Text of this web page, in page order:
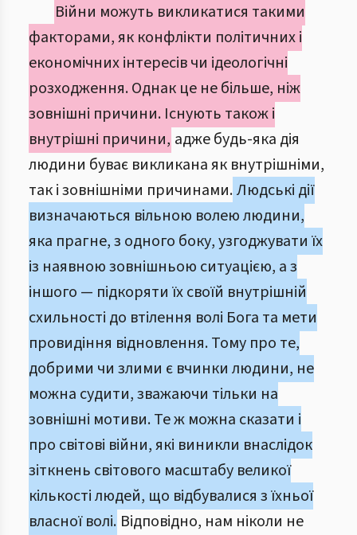
Війни можуть викликатися такими
факторами, як конфлікти політичних і
економічних інтересів чи ідеологічні
розходження. Однак це не більше, ніж
зовнішні причини. Існують також і
внутрішні причини, адже будь-яка дія
людини буває викликана як внутрішніми,
так і зовнішніми причинами.Людські дії
визначаються вільною волею людини,
яка прагне, з одного боку, узгоджувати їх
із наявною зовнішньою ситуацією, а з
іншого — підкоряти їх своїй внутрішній
схильності до втілення волі Бога та мети
провидіння відновлення. Тому про те,
добрими чи злими є вчинки людини, не
можна судити, зважаючи тільки на
зовнішні мотиви. Те ж можна сказати і
про світові війни, які виникли внаслідок
зіткнень світового масштабу великої
кількості людей, що відбувалися з їхньої
власної волі. Відповідно, нам ніколи не